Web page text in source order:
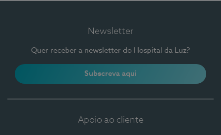
Newsletter
Quer receber a newsletter do Hospital da Luz?
Subscreva aqui
Apoio ao cliente